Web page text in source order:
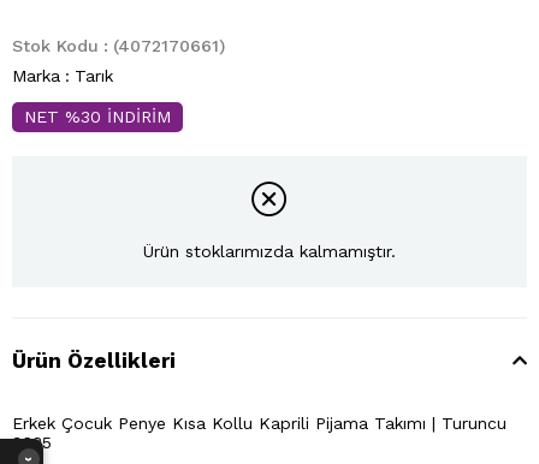
Stok Kodu
(4072170661)
Marka : Tarık
NET %30 İNDİRİM
Ürün stoklarımızda kalmamıştır.
Ürün Özellikleri
Erkek Çocuk Penye Kısa Kollu Kaprili Pijama Takımı | Turuncu
3635
›